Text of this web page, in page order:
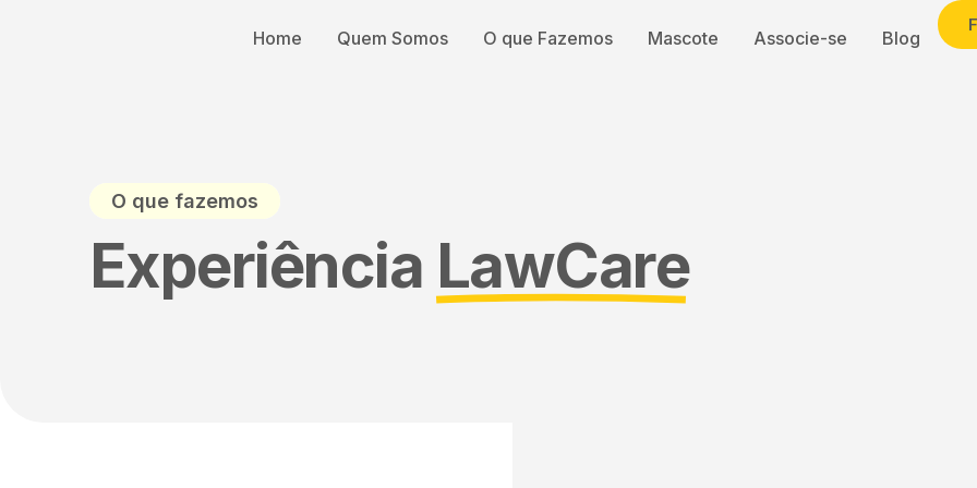
Home Quem Somos O que Fazemos Mascote Associe-se Blog
O que fazemos
Experiência LawCare